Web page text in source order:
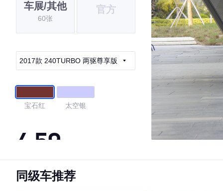
车展/其他
60张
官方
2017款 240TURBO 两驱尊享版
宝石红 太空银
4.59
·外观表现一般，低于74%同级车
同级车推荐